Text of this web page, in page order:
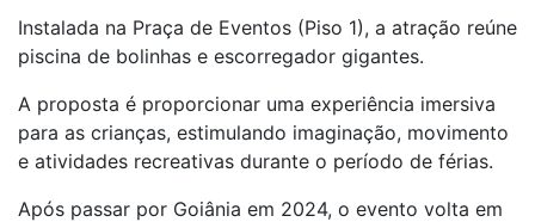
Instalada na Praça de Eventos (Piso 1), a atração reúne
piscina de bolinhas e escorregador gigantes.
A proposta é proporcionar uma experiência imersiva
para as crianças, estimulando imaginação, movimento
e atividades recreativas durante o período de férias.
Após passar por Goiânia em 2024, o evento volta em